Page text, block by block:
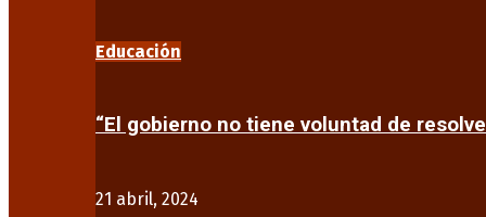
Educación
“El gobierno no tiene voluntad de
21 abril, 2024